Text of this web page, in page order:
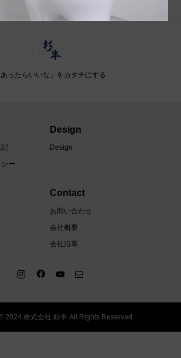
あったらいいな」をカタチにする
ー
Design
Design
Contact
お問い合わせ
会社概要
会社沿革
2024 株式会社 杉半 All Rights Reserved.